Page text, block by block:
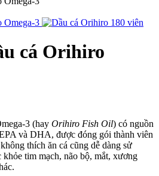
cá Orihiro
3 (hay Orihiro Fish Oil) có nguồn
và DHA, được đóng gói thành viên
thích ăn cá cũng dễ dàng sử
khỏe tim mạch, não bộ, mắt, xương